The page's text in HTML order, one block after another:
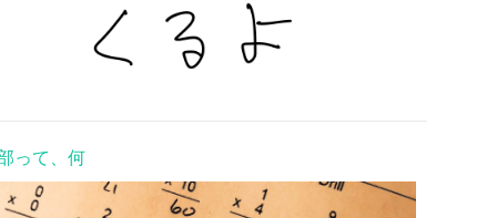
って、何